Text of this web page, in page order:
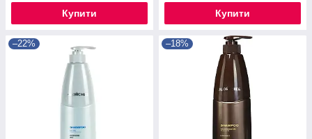
Купити Купити
–22% –18%